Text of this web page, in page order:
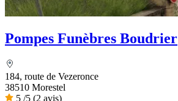
Pompes Funèbres Boudrier
184, route de Vezeronce
38510 Morestel
5 /5 (2 avis)